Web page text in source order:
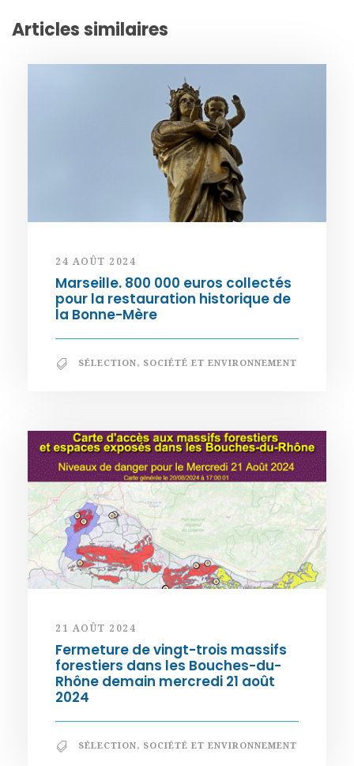
Articles similaires
24 AOÛT 2024
Marseille. 800 000 euros collectés
pour la restauration historique de
la Bonne-Mère
SÉLECTION, SOCIÉTÉ ET ENVIRONNEMENT
21 AOÛT 2024
Fermeture de vingt-trois massifs
forestiers dans les Bouches-du-
Rhône demain mercredi 21 août
2024
SÉLECTION, SOCIÉTÉ ET ENVIRONNEMENT